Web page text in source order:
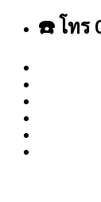
เนื้อหา
☎️ โทร